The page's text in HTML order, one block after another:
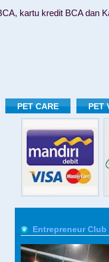
kartu kredit BCA dan
PET CARE PET
Entrepreneur Club